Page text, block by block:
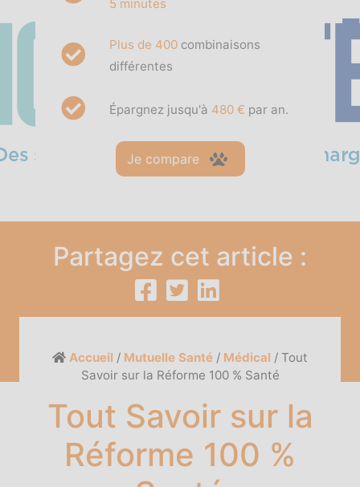
5 minutes
Plus de 400 combinaisons
différentes
Épargnez jusqu'à 480 € par an.
Je compare
Partagez cet article :
Accueil / Mutuelle Santé / Médical / Tout
Savoir sur la Réforme 100 % Santé
Tout Savoir sur la
Réforme 100 %